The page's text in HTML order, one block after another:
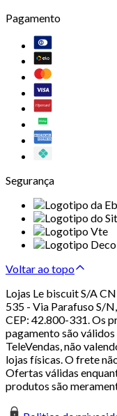
Pagamento
Segurança
Voltar ao topo
Lojas Le biscuit S/A
535 - Via Parafuso S/
CEP: 42.800-331. Os
pagamento são
TeleVendas, não
lojas físicas. O frete
Ofertas válidas
produtos são